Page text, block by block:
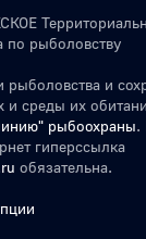
по рыболовству
рыболовства и
и среды их
рыбоохраны.
гиперссылка
обязательна.